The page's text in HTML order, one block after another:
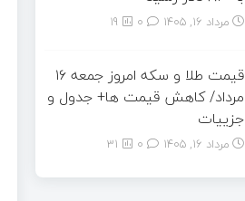
مرداد ۱۶, ۱۴۰۵ 19
قیمت طلا و سکه امروز جمعه ۱۶
مرداد/ کاهش قیمت ها+ جدول و
جزییات
مرداد ۱۶, ۱۴۰۵ 31